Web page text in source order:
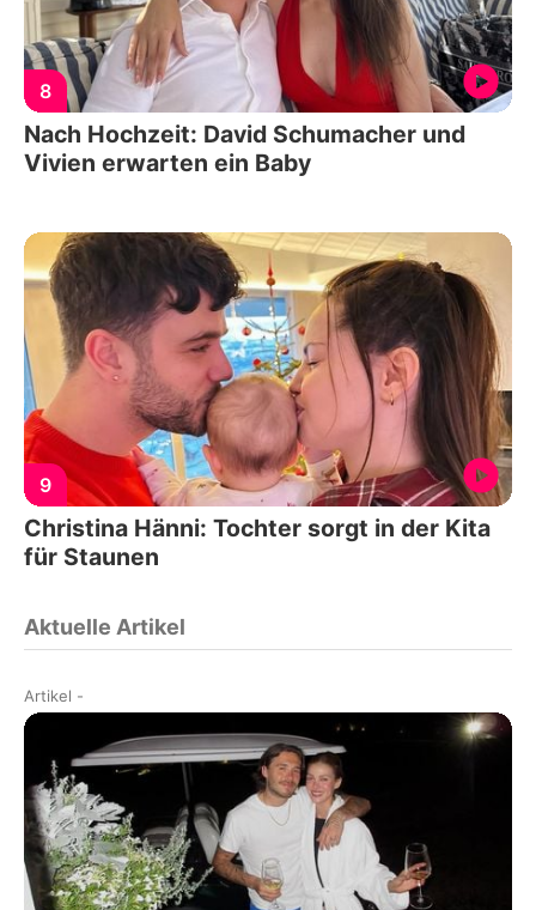
8
Nach Hochzeit: David Schumacher und
Vivien erwarten ein Baby
9
Christina Hänni: Tochter sorgt in der Kita
für Staunen
Aktuelle Artikel
Artikel -